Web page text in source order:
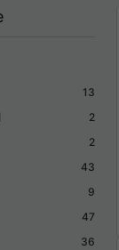
13
2
2
43
9
47
36